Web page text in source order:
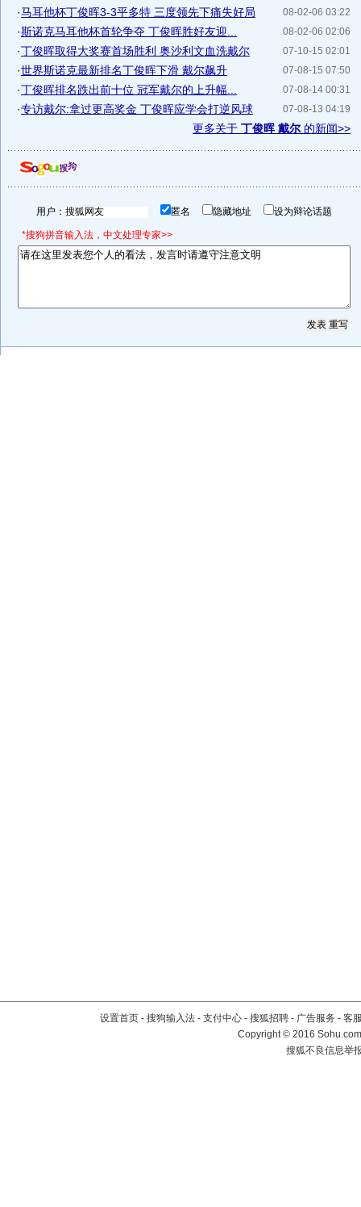
08-02-06 03:22
·马耳他杯丁俊晖3-3平多特 三度领先下痛失好局
08-02-06 02:06
·斯诺克马耳他杯首轮争夺 丁俊晖胜好友迎...
07-10-15 02:01
·丁俊晖取得大奖赛首场胜利 奥沙利文血洗戴尔
07-08-15 07:50
·世界斯诺克最新排名丁俊晖下滑 戴尔飙升
07-08-14 00:31
·丁俊晖排名跌出前十位 冠军戴尔的上升幅...
07-08-13 04:19
·专访戴尔:拿过更高奖金 丁俊晖应学会打逆风球
更多关于 丁俊晖 戴尔 的新闻>>
用户： 匿名 隐藏地址 设为辩论话题
*搜狗拼音输入法，中文处理专家>>
设置首页 - 搜狗输入法 - 支付中心 - 搜狐招聘 - 广告服务 - 客
Copyright©2016
搜狐不良信息举